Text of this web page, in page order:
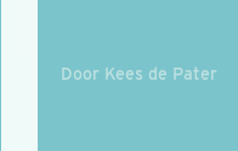
Door Kees de Pater